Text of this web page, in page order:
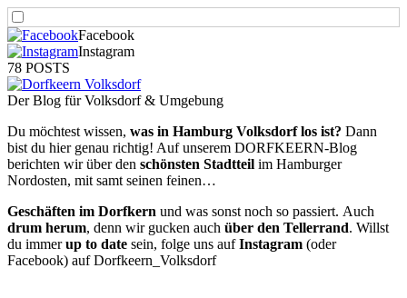
Facebook
Instagram
78 POSTS
Der Blog für Volksdorf & Umgebung
Du möchtest wissen, was in Hamburg Volksdorf los ist? Dann
bist du hier genau richtig! Auf unserem DORFKEERN-Blog
berichten wir über den schönsten Stadtteil im Hamburger
Nordosten, mit samt seinen feinen…
Geschäften im Dorfkern und was sonst noch so passiert. Auch
drum herum, denn wir gucken auch über den Tellerrand. Willst
du immerup to date sein, folge uns aufInstagram (oder
Facebook) auf Dorfkeern_Volksdorf